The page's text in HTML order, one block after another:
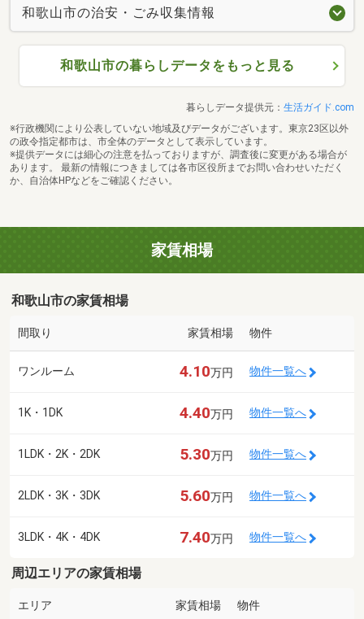
和歌山市の治安・ごみ収集情報
和歌山市の暮らしデータをもっと見る
暮らしデータ提供元： 生活ガイド.com
※行政機関により公表していない地域及びデータがございます。東京23区以外
の政令指定都市は、市全体のデータとして表示しています。
※提供データには細心の注意を払っておりますが、調査後に変更がある場合が
あります。 最新の情報につきましては各市区役所までお問い合わせいただく
か、自治体HPなどをご確認ください。
家賃相場
和歌山市の家賃相場
間取り 家賃相場 物件
ワンルーム 4.10万円 物件一覧へ
1K・1DK 4.40万円 物件一覧へ
1LDK・2K・2DK 5.30万円 物件一覧へ
2LDK・3K・3DK 5.60万円 物件一覧へ
3LDK・4K・4DK 7.40万円 物件一覧へ
周辺エリアの家賃相場
エリア 家賃相場 物件